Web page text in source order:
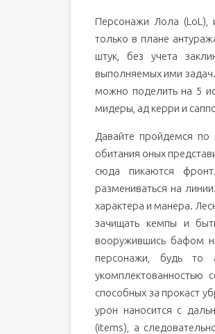
Персонажи Лола (LoL),
только в плане
штук, без учета
выполняемых ими
можно поделить на 5
мидеры, ад керри и
Давайте пройдемся
обитания оных
сюда пикаются
размениваться на
характера и манера.
зачищать кемпы и
вооружившись бафом
персонажи, будь
укомплектованностью
способных за прокаст
урон наносится с
(items), а